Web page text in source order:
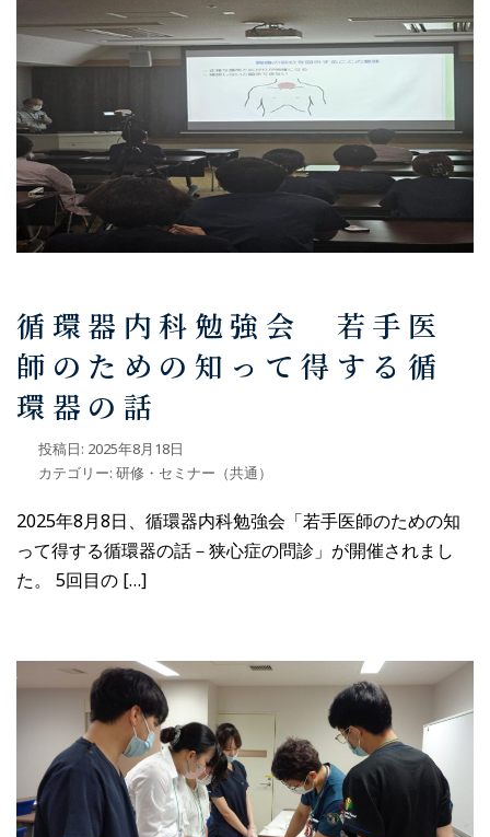
循環器内科勉強会 若手医
師のための知って得する循
環器の話
投稿日: 2025年8月18日
カテゴリー: 研修・セミナー（共通）
2025年8月8日、循環器内科勉強会「若手医師のための知
って得する循環器の話－狭心症の問診」が開催されまし
た。 5回目の […]